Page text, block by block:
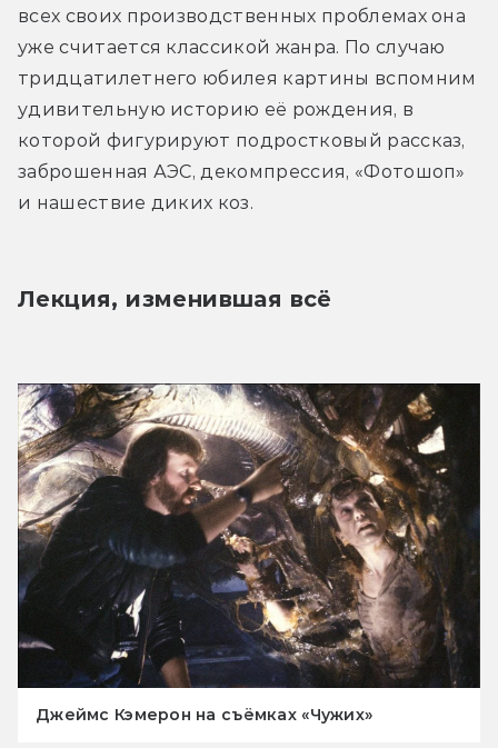
всех своих производственных проблемах она
уже считается классикой жанра. По случаю
тридцатилетнего юбилея картины вспомним
удивительную историю её рождения, в
которой фигурируют подростковый рассказ,
заброшенная АЭС, декомпрессия, «Фотошоп»
и нашествие диких коз.
Лекция, изменившая всё
Джеймс Кэмерон на съёмках «Чужих»